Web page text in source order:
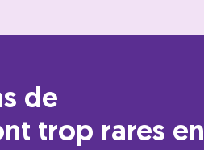
de
trop rares en